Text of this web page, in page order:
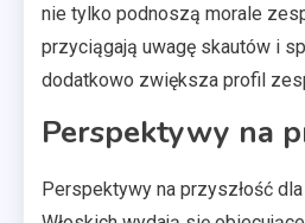
nie tylko podnoszą morale
przyciągają uwagę skautów i
dodatkowo zwiększa profil
Perspektywy na
Perspektywy na przyszłość dla